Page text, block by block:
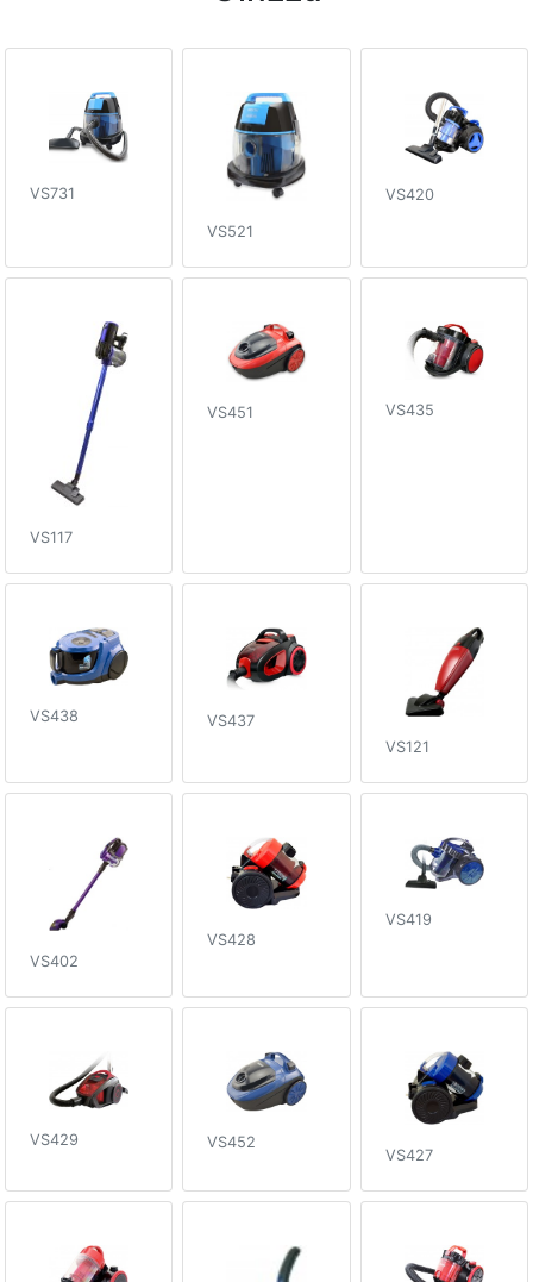
VS731
VS521
VS420
VS117
VS451 VS435
VS438
VS437
VS121
VS402
VS428
VS419
VS429 VS452
VS427